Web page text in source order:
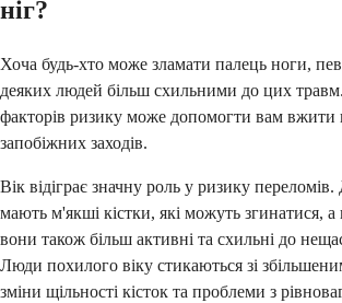
ніг?
Хоча будь-хто може зламати палець ноги,
деяких людей більш схильними до цих
факторів ризику може допомогти вам вжити
запобіжних заходів.
Вік відіграє значну роль у ризику переломів.
мають м'якші кістки, які можуть згинатися, а
вони також більш активні та схильні до
Люди похилого віку стикаються зі
зміни щільності кісток та проблеми з